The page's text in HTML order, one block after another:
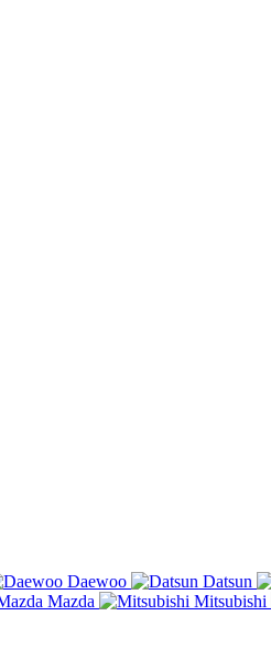
Daewoo Datsun
Mazda Mitsubishi